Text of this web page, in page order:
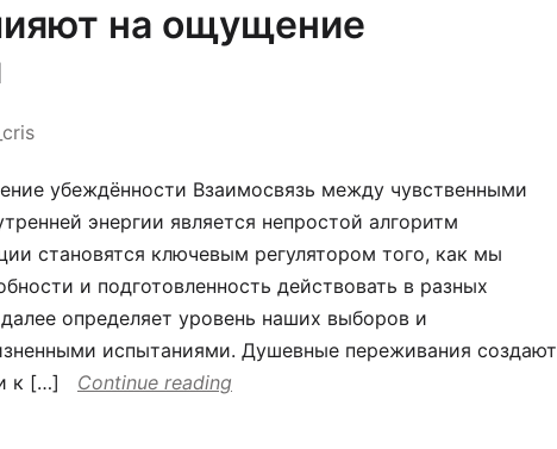
на ощущение
убеждённости Взаимосвязь между чувственными
энергии является непростой алгоритм
становятся ключевым регулятором того, как мы
и подготовленность действовать в разных
определяет уровень наших выборов и
испытаниями. Душевные переживания создают
к […]
Continue reading